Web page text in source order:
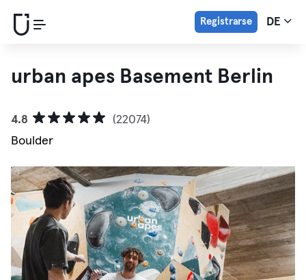
Registrarse DE
urban apes Basement Berlin
4.8
(22074)
Boulder